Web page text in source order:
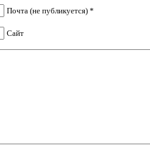
Почта (не публикуется) *
Сайт